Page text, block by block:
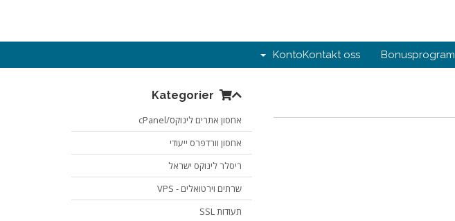
Bonusprogram
Kontakt oss
Konto
Kategorier
אחסון אתרים לינוקס/cPanel
אחסון וורדפרס ייעודי
ריסלר לינוקס ישראל
שרתים וירטואלים - VPS
תעודות SSL